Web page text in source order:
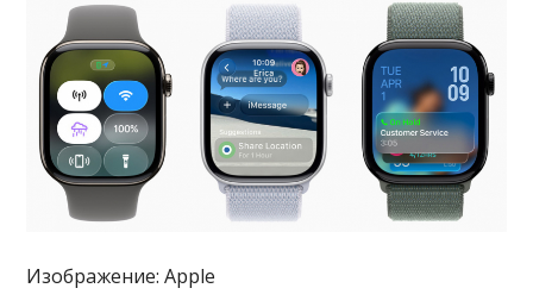
Изображение: Apple